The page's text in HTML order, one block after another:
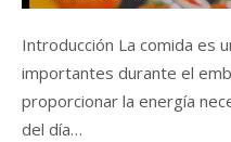
Introducción La comida es
importantes durante el
proporcionar la energía
del día…